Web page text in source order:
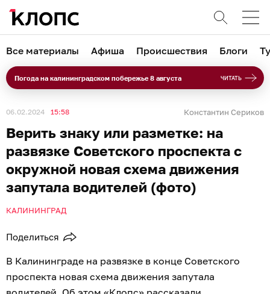
Все материалы Афиша Происшествия Блоги
Погода на калининградском побережье 8 августа ЧИТАТЬ
06.02.2024 15:58 Константин Сериков
Верить знаку или разметке: на
развязке Советского проспекта с
окружной новая схема движения
запутала водителей (фото)
КАЛИНИНГРАД
Поделиться
В Калининграде на развязке в конце Советского
проспекта новая схема движения запутала